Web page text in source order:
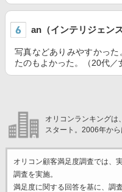
an（インテリジェンス
写真などありみやすかっ
たのもよかった。（20代／
オリコンランキングは
スタート。2006年から
オリコン顧客満足度調査では、
調査を実施。
満足度に関する回答を基に、調